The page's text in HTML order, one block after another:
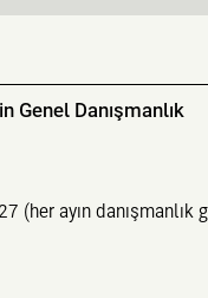
Genel Danışmanlık
(her ayın danışmanlık